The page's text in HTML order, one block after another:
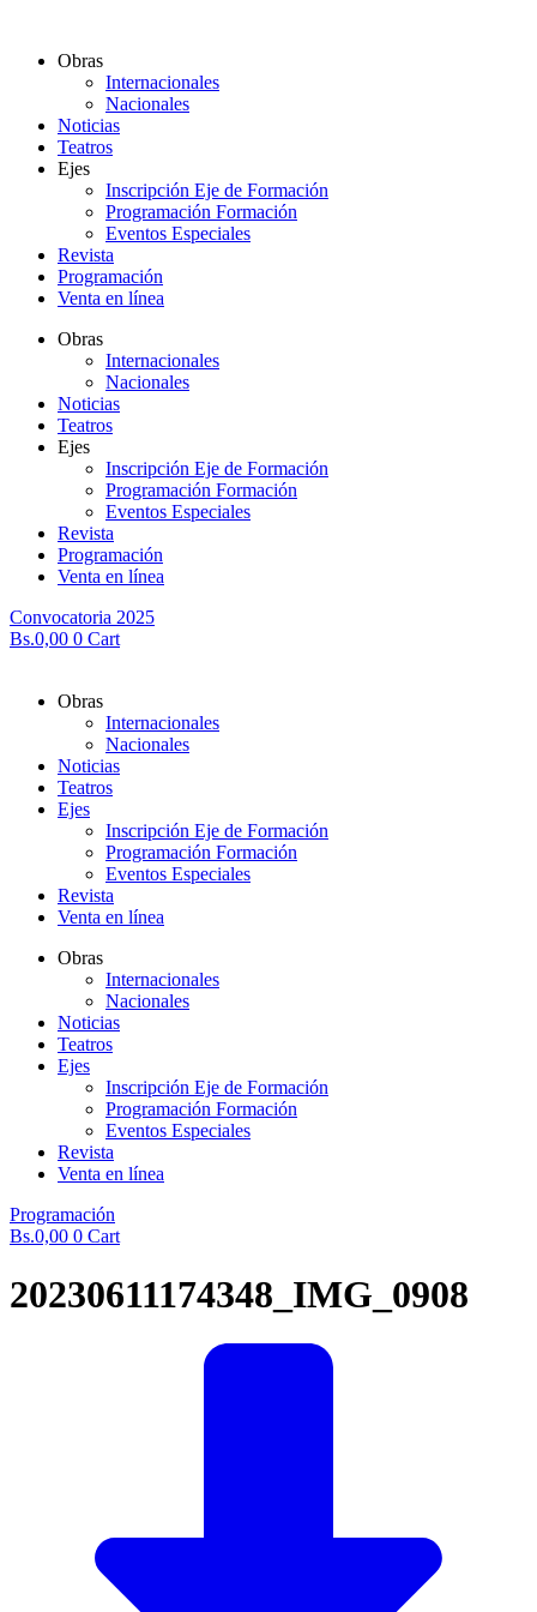
contenidoObras
Internacionales
Nacionales
Noticias
Teatros
Ejes
Inscripción Eje de Formación
Programación Formación
Eventos Especiales
Revista
Programación
Venta en línea
Obras
Internacionales
Nacionales
Noticias
Teatros
Ejes
Inscripción Eje de Formación
Programación Formación
Eventos Especiales
Revista
Programación
Venta en línea
Convocatoria 2025
Bs.0,00 0 Cart
Obras
Internacionales
Nacionales
Noticias
Teatros
Ejes
Inscripción Eje de Formación
Programación Formación
Eventos Especiales
Revista
Venta en línea
Obras
Internacionales
Nacionales
Noticias
Teatros
Ejes
Inscripción Eje de Formación
Programación Formación
Eventos Especiales
Revista
Venta en línea
Programación
Bs.0,00 0 Cart
20230611174348_IMG_0908